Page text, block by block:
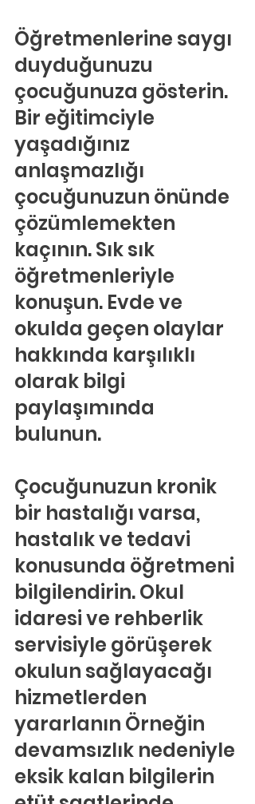
Öğretmenlerine saygı
duyduğunuzu
çocuğunuza gösterin.
Bir eğitimciyle
yaşadığınız
anlaşmazlığı
çocuğunuzun önünde
çözümlemekten
kaçının. Sık sık
öğretmenleriyle
konuşun. Evde ve
okulda geçen olaylar
hakkında karşılıklı
olarak bilgi
paylaşımında
bulunun.
Çocuğunuzun kronik
bir hastalığı varsa,
hastalık ve tedavi
konusunda öğretmeni
bilgilendirin. Okul
idaresi ve rehberlik
servisiyle görüşerek
okulun sağlayacağı
hizmetlerden
yararlanın Örneğin
devamsızlık nedeniyle
eksik kalan bilgilerin